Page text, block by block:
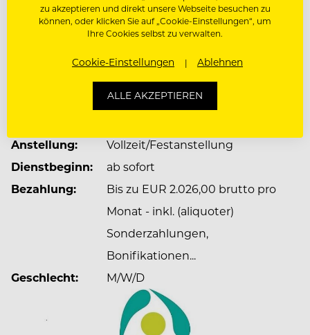
108, 8983 Bad Mitterndorf,
Anstellung:
Vollzeit/Festanstellung
Dienstbeginn:
ab sofort
Bezahlung:
Bis zu EUR 2.026,00 brutto pro
Monat - inkl. (aliquoter)
Sonderzahlungen,
Bonifikationen...
Geschlecht:
M/W/D
zu akzeptieren und direkt unsere Webseite besuchen zu
können, oder klicken Sie auf „Cookie-Einstellungen“, um
Ihre Cookies selbst zu verwalten.
Cookie-Einstellungen Ablehnen
ALLE AKZEPTIEREN